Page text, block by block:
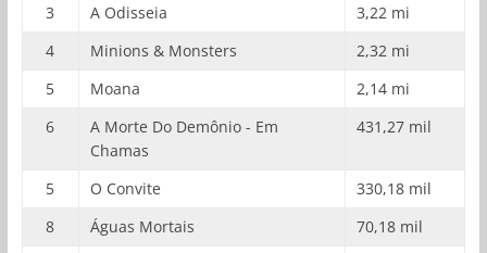
3
A Odisseia
3,22 mi
4
Minions & Monsters
2,32 mi
5
Moana
2,14 mi
6
A Morte Do Demônio - Em
Chamas
431,27 mil
5 O Convite
330,18 mil
8
Águas Mortais
70,18 mil